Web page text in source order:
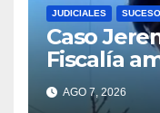
JUDICIALES
Caso
Fiscalía
contra la
crimen y
AGO 7, 2026